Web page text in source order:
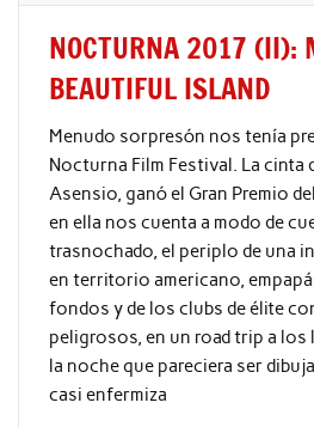
NOCTURNA 2017 (II):
BEAUTIFUL ISLAND
Menudo sorpresón nos tenía
Nocturna Film Festival. La cinta
Asensio, ganó el Gran Premio
en ella nos cuenta a modo de
trasnochado, el periplo de una
en territorio americano,
fondos y de los clubs de élite
peligrosos, en un road trip a los
la noche que pareciera ser
casi enfermiza